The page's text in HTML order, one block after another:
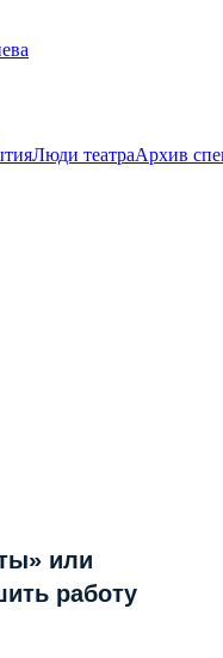
Люди театраАрхив
или
работу